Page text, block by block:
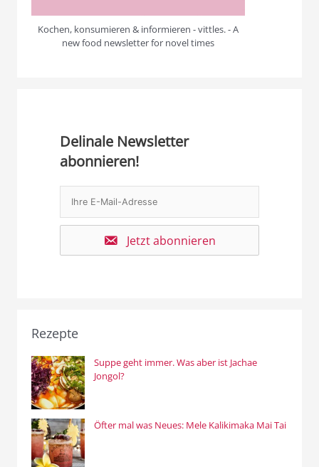
Kochen, konsumieren & informieren - vittles. - A
new food newsletter for novel times
Delinale Newsletter
abonnieren!
Jetzt abonnieren
Rezepte
Suppe geht immer. Was aber ist Jachae
Jongol?
Öfter mal was Neues: Mele Kalikimaka Mai Tai